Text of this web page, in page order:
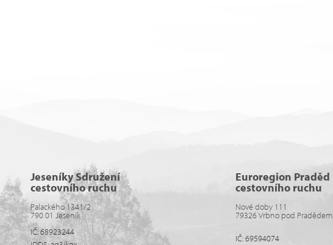
Jeseníky Sdružení
cestovního ruchu
Palackého 1341/2
790 01 Jeseník
IČ: 68923244
Euroregion Praděd
cestovního ruchu
Nové doby 111
79326 Vrbno pod Pradědem
IČ: 69594074